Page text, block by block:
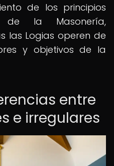
de los principios
la Masonería,
las Logias operen de
y objetivos de la
entre
e irregulares